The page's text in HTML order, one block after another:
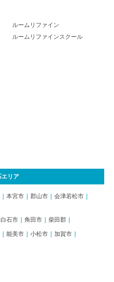
ルームリファイン
ルームリファインスクール
エリア
本宮市 郡山市
会津若松市
白石市 角田市 柴田郡
能美市 小松市
加賀市